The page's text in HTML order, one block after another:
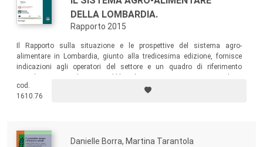
DELLA LOMBARDIA.
Rapporto 2015
Il Rapporto sulla situazione e le prospettive del sistema agro-
alimentare in Lombardia, giunto alla tredicesima edizione, fornisce
indicazioni agli operatori del settore e un quadro di riferimento
organico alla conoscenza delle caratteristiche di uno dei più importanti
sistemi regionali nel panorama europeo.
cod.
1610.76
Danielle Borra, Martina Tarantola